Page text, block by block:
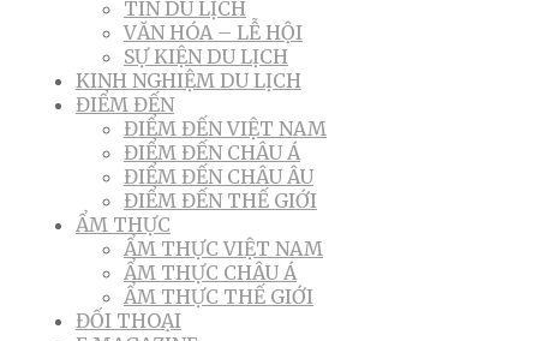
TIN DU LỊCH
VĂN HÓA – LỄ HỘI
SỰ KIỆN DU LỊCH
KINH NGHIỆM DU LỊCH
ĐIỂM ĐẾN
ĐIỂM ĐẾN VIỆT NAM
ĐIỂM ĐẾN CHÂU Á
ĐIỂM ĐẾN CHÂU ÂU
ĐIỂM ĐẾN THẾ GIỚI
ẨM THỰC
ẨM THỰC VIỆT NAM
ẨM THỰC CHÂU Á
ẨM THỰC THẾ GIỚI
ĐỐI THOẠI